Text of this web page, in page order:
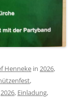
Henneke in 2026,
,
2026, Einladung,